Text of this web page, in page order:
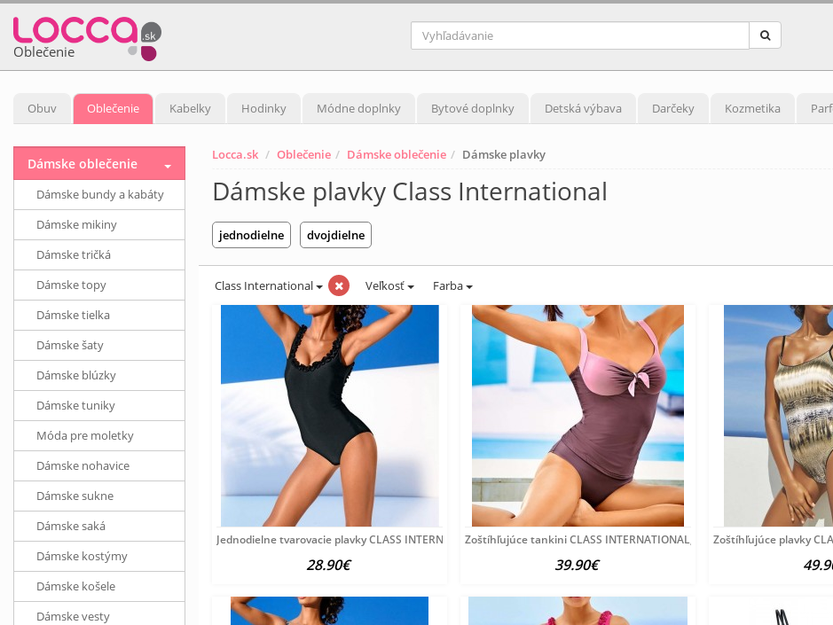
Oblečenie
Obuv Oblečenie Kabelky Hodinky Módne doplnky Bytové doplnky Detská výbava Darčeky Kozmetika
Locca.sk Oblečenie Dámske oblečenie Dámske plavky
Dámske plavky Class International
jednodielne dvojdielne
Class International Veľkosť Farba
Jednodielne tvarovacie plavky CLASS INTERNATIONAL, čierne
28.90€
Zoštíhľujúce tankini CLASS INTERNATIONAL, fialovo-ružová
39.90€
Zoštíhľujúce plavky
Dámske oblečenie
Dámske bundy a kabáty
Dámske mikiny
Dámske tričká
Dámske topy
Dámske tielka
Dámske šaty
Dámske blúzky
Dámske tuniky
Móda pre moletky
Dámske nohavice
Dámske sukne
Dámske saká
Dámske kostýmy
Dámske košele
Dámske vesty